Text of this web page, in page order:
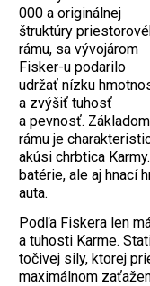
000 a originálnej
štruktúry
rámu, sa vývojárom
Fisker-u podarilo
udržať nízku
a zvýšiť tuhosť
a pevnosť. Základom
rámu je
akúsi chrbtica
batérie, ale aj hnací
auta.
Podľa Fiskera len
a tuhosti Karme.
točivej sily, ktorej
maximálnom